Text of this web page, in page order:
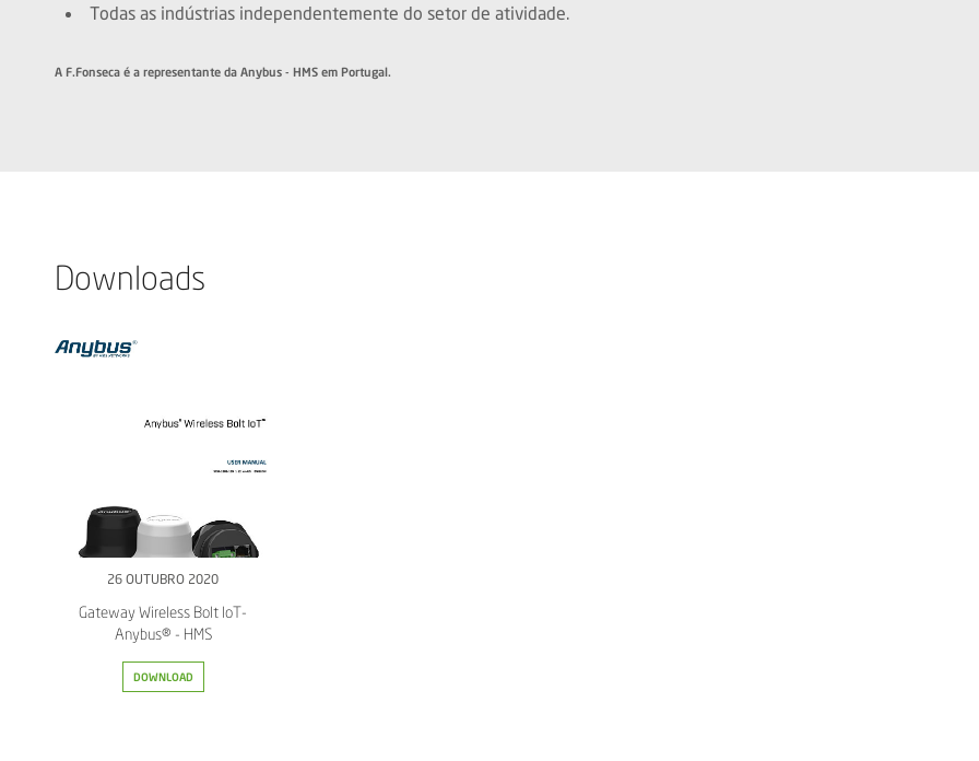
Todas as indústrias independentemente do setor de atividade.
A F.Fonseca é a representante da Anybus - HMS em Portugal.
Downloads
26 OUTUBRO 2020
Gateway Wireless Bolt IoT-
Anybus® - HMS
DOWNLOAD